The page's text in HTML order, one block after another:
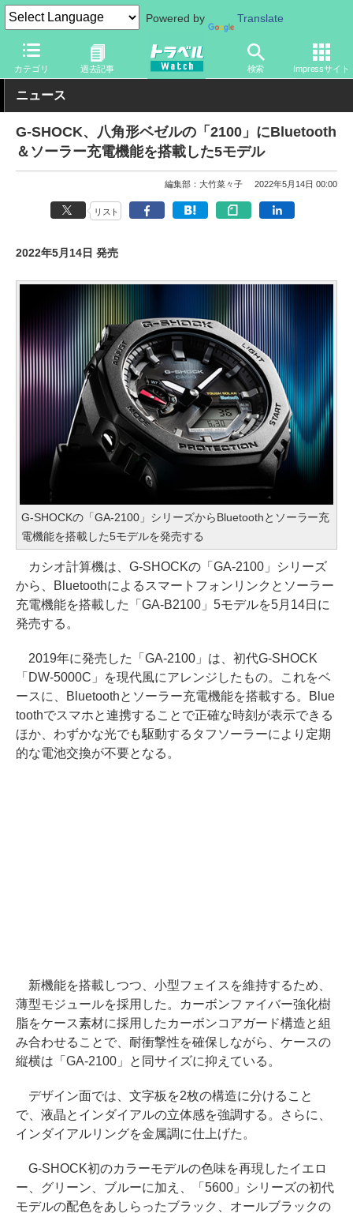
Powered by Translate
カテゴリ 過去記事 検索 Impressサイト
トラベル Watch 旅のアイテム ガジェット その他
ニュース
G-SHOCK、八角形ベゼルの「2100」にBluetooth
＆ソーラー充電機能を搭載した5モデル
編集部：大竹菜々子 2022年5月14日 00:00
リスト
2022年5月14日 発売
G-SHOCKの「GA-2100」シリーズからBluetoothとソーラー充
電機能を搭載した5モデルを発売する
カシオ計算機は、G-SHOCKの「GA-2100」シリーズ
から、Bluetoothによるスマートフォンリンクとソーラー
充電機能を搭載した「GA-B2100」5モデルを5月14日に
発売する。
2019年に発売した「GA-2100」は、初代G-SHOCK
「DW-5000C」を現代風にアレンジしたもの。これをベ
ースに、Bluetoothとソーラー充電機能を搭載する。Blue
toothでスマホと連携することで正確な時刻が表示できる
ほか、わずかな光でも駆動するタフソーラーにより定期
的な電池交換が不要となる。
新機能を搭載しつつ、小型フェイスを維持するため、
薄型モジュールを採用した。カーボンファイバー強化樹
脂をケース素材に採用したカーボンコアガード構造と組
み合わせることで、耐衝撃性を確保しながら、ケースの
縦横は「GA-2100」と同サイズに抑えている。
デザイン面では、文字板を2枚の構造に分けること
で、液晶とインダイアルの立体感を強調する。さらに、
インダイアルリングを金属調に仕上げた。
G-SHOCK初のカラーモデルの色味を再現したイエロ
ー、グリーン、ブルーに加え、「5600」シリーズの初代
モデルの配色をあしらったブラック、オールブラックの